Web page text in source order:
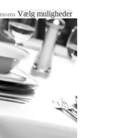
kr.
kr.
Vælg mulighederDette
har
flere
varianter.
Mulighederne
varesiden